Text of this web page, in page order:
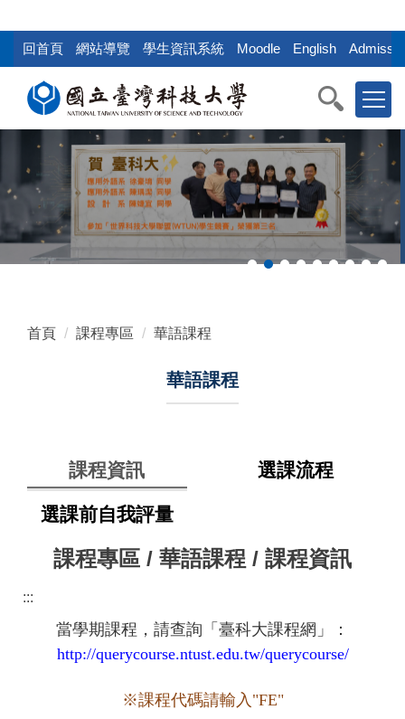
到
回首頁 網站導覽 學生資訊系統 Moodle English
首頁 課程專區 華語課程
華語課程
課程資訊 選課流程
選課前自我評量
課程專區 / 華語課程 / 課程資訊
:::
當學期課程，請查詢「臺科大課程網」：
http://querycourse.ntust.edu.tw/querycourse/
※課程代碼請輸入"FE"